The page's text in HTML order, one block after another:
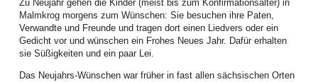
zur Vorbereitung des WGT 2026 im Elimheim in Michelsberg zusammen. Sie
folgten der Einladung des Organisatorinnenteams, um Nigeria und seine
Einwohner kennenzulernen, den Bibeltext aus Matthäus 11,28-30 zu
vertiefen, die Lieder einzuüben und den Gottesdienst nach der Ordnung der
nigerianischen Frauen zu feiern, um gerüstet und informiert in ihre
Gemeinden zurückzukehren.
Zu Neujahr gehen die Kinder (meist bis zum Konfirmationsalter) in
Malmkrog morgens zum Wünschen: Sie besuchen ihre Paten,
Verwandte und Freunde und tragen dort einen Liedvers oder ein
Gedicht vor und wünschen ein Frohes Neues Jahr. Dafür erhalten
sie Süßigkeiten und ein paar Lei.
Das Neujahrs-Wünschen war früher in fast allen sächsischen Orten